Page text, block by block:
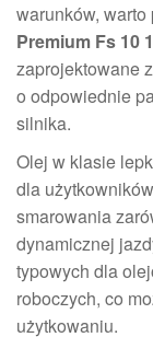
warunków,
Premium Fs 10
zaprojektowane
o odpowiednie
silnika.
Olej w klasie
dla
smarowania
dynamicznej
typowych dla
roboczych, co
użytkowaniu.